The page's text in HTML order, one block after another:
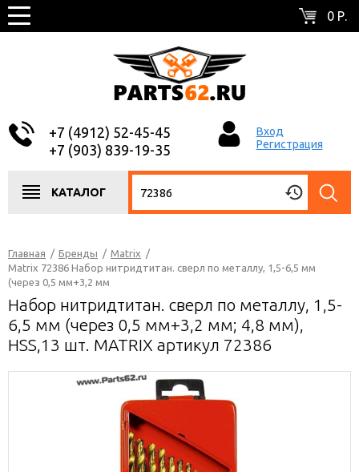
0 Р.
+7 (4912) 52-45-45
+7 (903) 839-19-35
Вход
Регистрация
КАТАЛОГ
Главная / Бренды / Matrix /
Matrix 72386 Набор нитридтитан. сверл по металлу, 1,5-6,5 мм
(через 0,5 мм+3,2 мм
Набор нитридтитан. сверл по металлу, 1,5-
6,5 мм (через 0,5 мм+3,2 мм; 4,8 мм),
НSS,13 шт. MATRIX артикул 72386